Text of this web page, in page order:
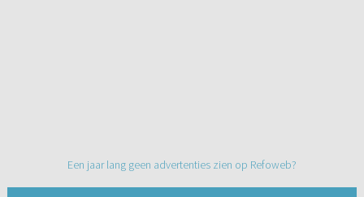
Een jaar lang geen advertenties zien op Refoweb?